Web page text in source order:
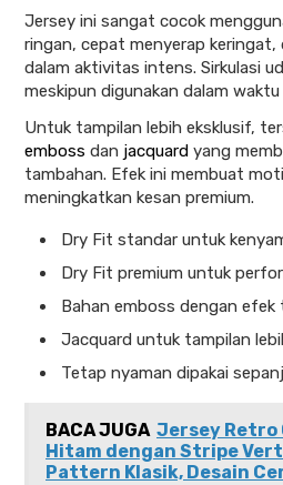
Jersey ini sangat cocok
ringan, cepat menyerap keringat,
dalam aktivitas intens. Sirkulasi
meskipun digunakan dalam waktu
Untuk tampilan lebih eksklusif,
emboss dan jacquard yang
tambahan. Efek ini membuat
meningkatkan kesan premium.
Dry Fit standar untuk
Dry Fit premium untuk
Bahan emboss dengan efek
Jacquard untuk tampilan
Tetap nyaman dipakai
BACA JUGA Jersey Retro
Hitam dengan Stripe
Pattern Klasik, Desain